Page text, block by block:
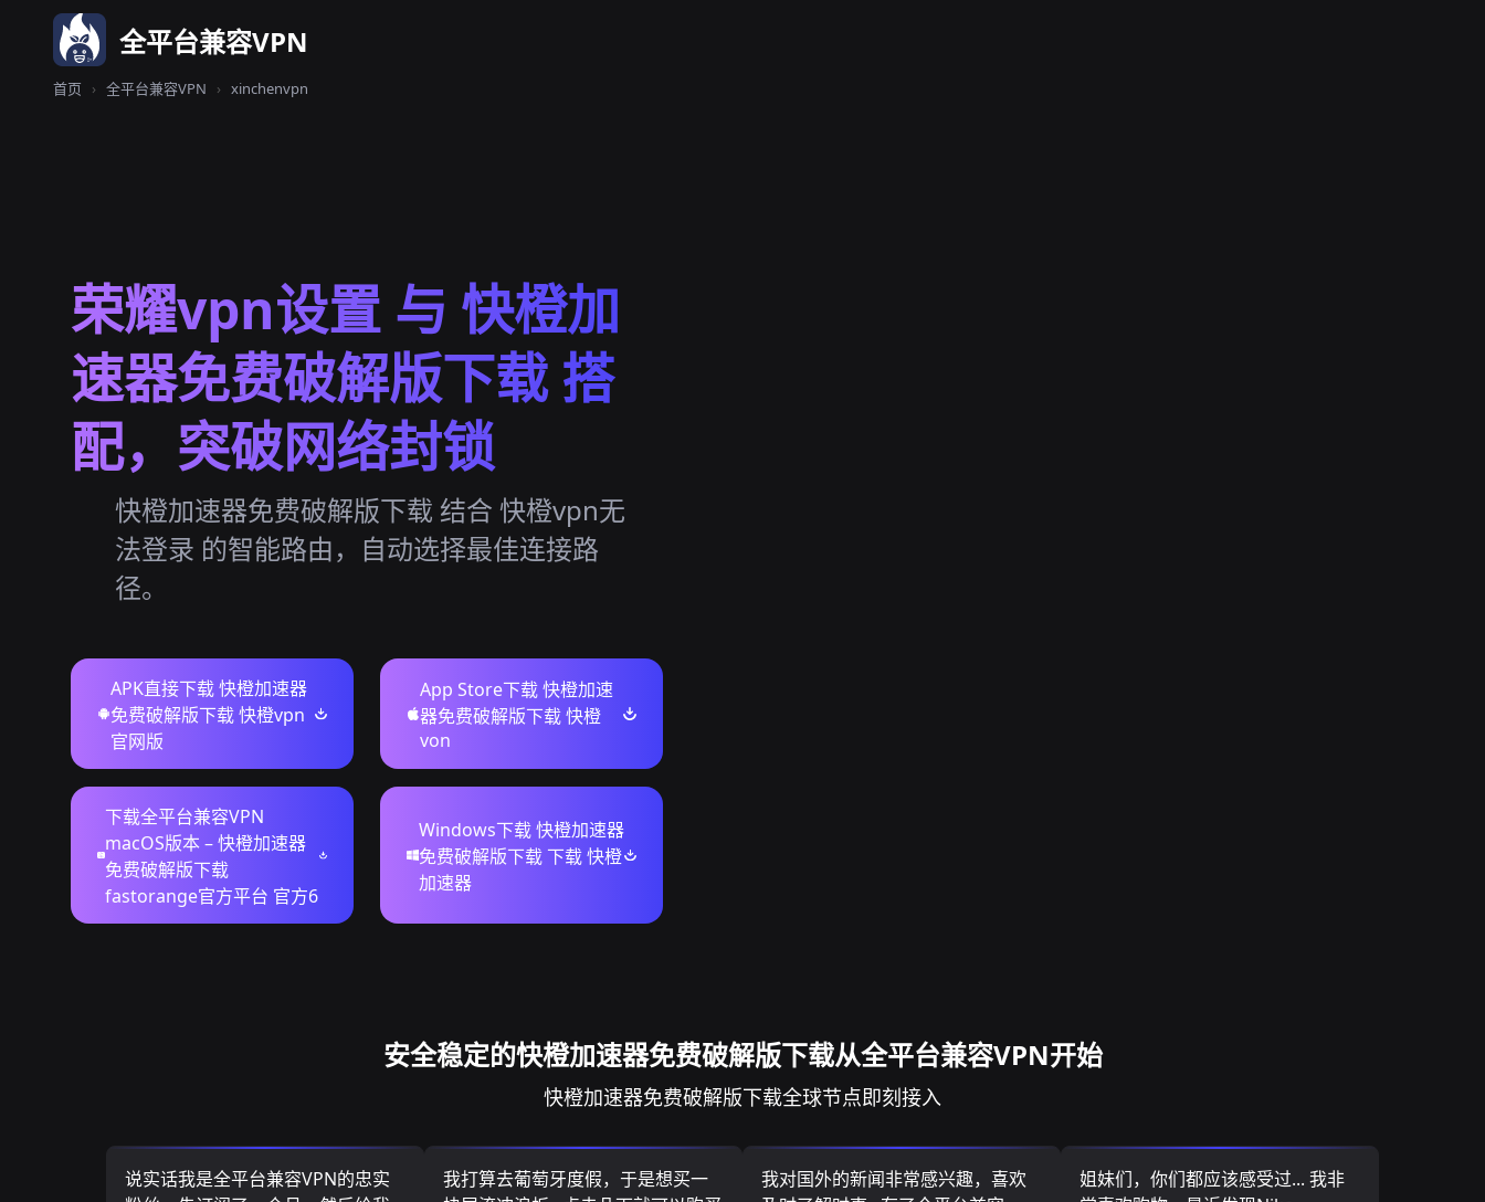
全平台兼容VPN
首页 › 全平台兼容VPN › xinchenvpn
荣耀vpn设置 与 快橙加
速器免费破解版下载 搭
配，突破网络封锁
快橙加速器免费破解版下载 结合 快橙vpn无
法登录 的智能路由，自动选择最佳连接路
径。
APK直接下载 快橙加速器
免费破解版下载 快橙vpn
官网版
App Store下载 快橙加速
器免费破解版下载 快橙
von
下载全平台兼容VPN
macOS版本 – 快橙加速器
免费破解版下载
fastorange官方平台 官方6
Windows下载 快橙加速器
免费破解版下载 下载 快橙
加速器
安全稳定的快橙加速器免费破解版下载从全平台兼容VPN开始
快橙加速器免费破解版下载全球节点即刻接入
说实话我是全平台兼容VPN的忠实
我打算去葡萄牙度假，于是想买一
我对国外的新闻非常感兴趣，喜欢
姐妹们，你们都应该感受过... 我非